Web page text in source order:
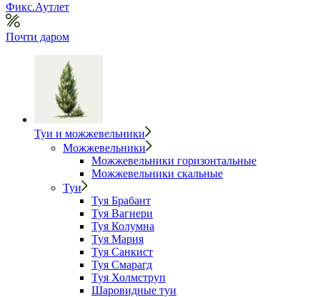
Фикс.Аутлет
Почти даром
Туи и можжевельники
Можжевельники
Можжевельники горизонтальные
Можжевельники скальные
Туи
Туя Брабант
Туя Вагнери
Туя Колумна
Туя Мария
Туя Санкист
Туя Смарагд
Туя Холмструп
Шаровидные туи